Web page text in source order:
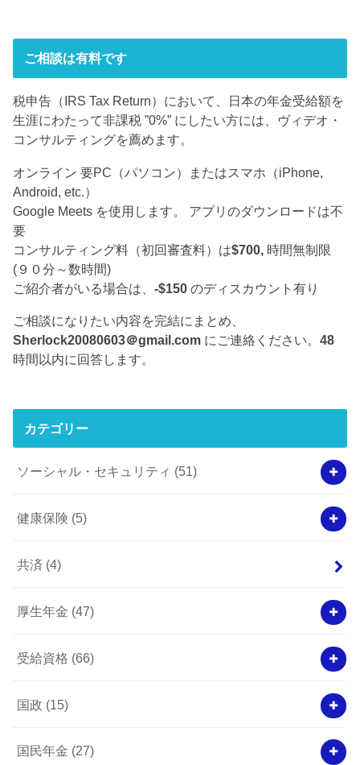
ご相談は有料です
税申告（IRS Tax Return）において、日本の年金受給額を
生涯にわたって非課税 ”0%” にしたい方には、ヴィデオ・
コンサルティングを薦めます。
オンライン 要PC（パソコン）またはスマホ（iPhone,
Android, etc.）
Google Meets を使用します。 アプリのダウンロードは不
要
コンサルティング料（初回審査料）は$700, 時間無制限
(９０分～数時間)
ご紹介者がいる場合は、-$150 のディスカウント有り
ご相談になりたい内容を完結にまとめ、
Sherlock20080603＠gmail.com にご連絡ください。48
時間以内に回答します。
カテゴリー
ソーシャル・セキュリティ (51)
健康保険 (5)
共済 (4)
厚生年金 (47)
受給資格 (66)
国政 (15)
国民年金 (27)